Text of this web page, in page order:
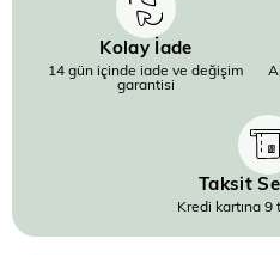
Kolay İade
14 gün içinde iade ve değişim
garantisi
Taksit
Kredi kartına 9